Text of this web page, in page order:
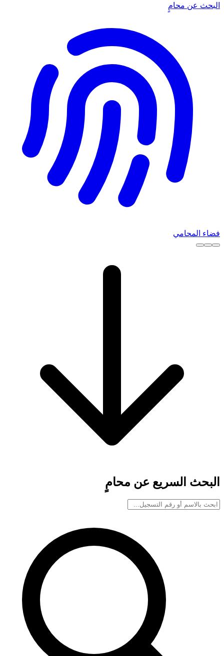
البحث عن محامٍ
فضاء المحامي
البحث السريع عن محامٍ